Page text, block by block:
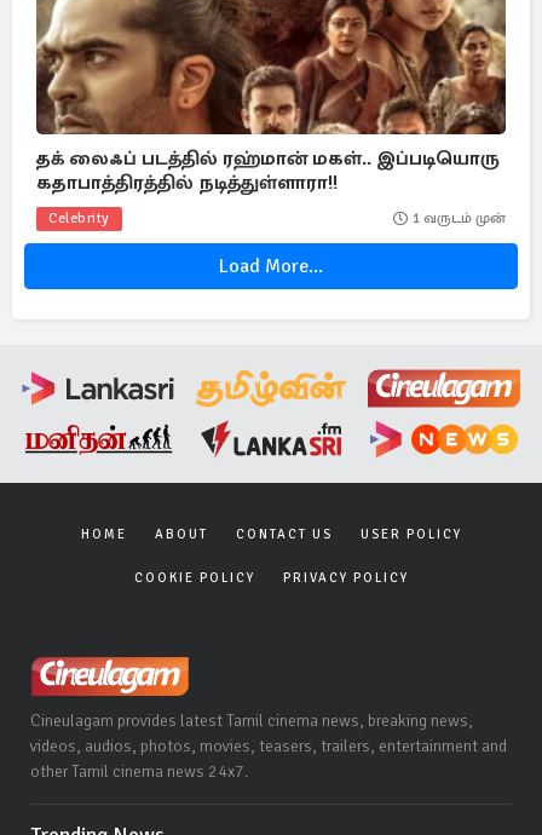
தக் லைஃப் படத்தில் ரஹ்மான் மகள்.. இப்படியொரு
கதாபாத்திரத்தில் நடித்துள்ளாரா!!
Celebrity 1 வருடம் முன்
Load More...
HOME ABOUT CONTACT US USER POLICY
COOKIE POLICY PRIVACY POLICY
Cineulagam provides latest Tamil cinema news, breaking news,
videos, audios, photos, movies, teasers, trailers, entertainment and
other Tamil cinema news 24x7.